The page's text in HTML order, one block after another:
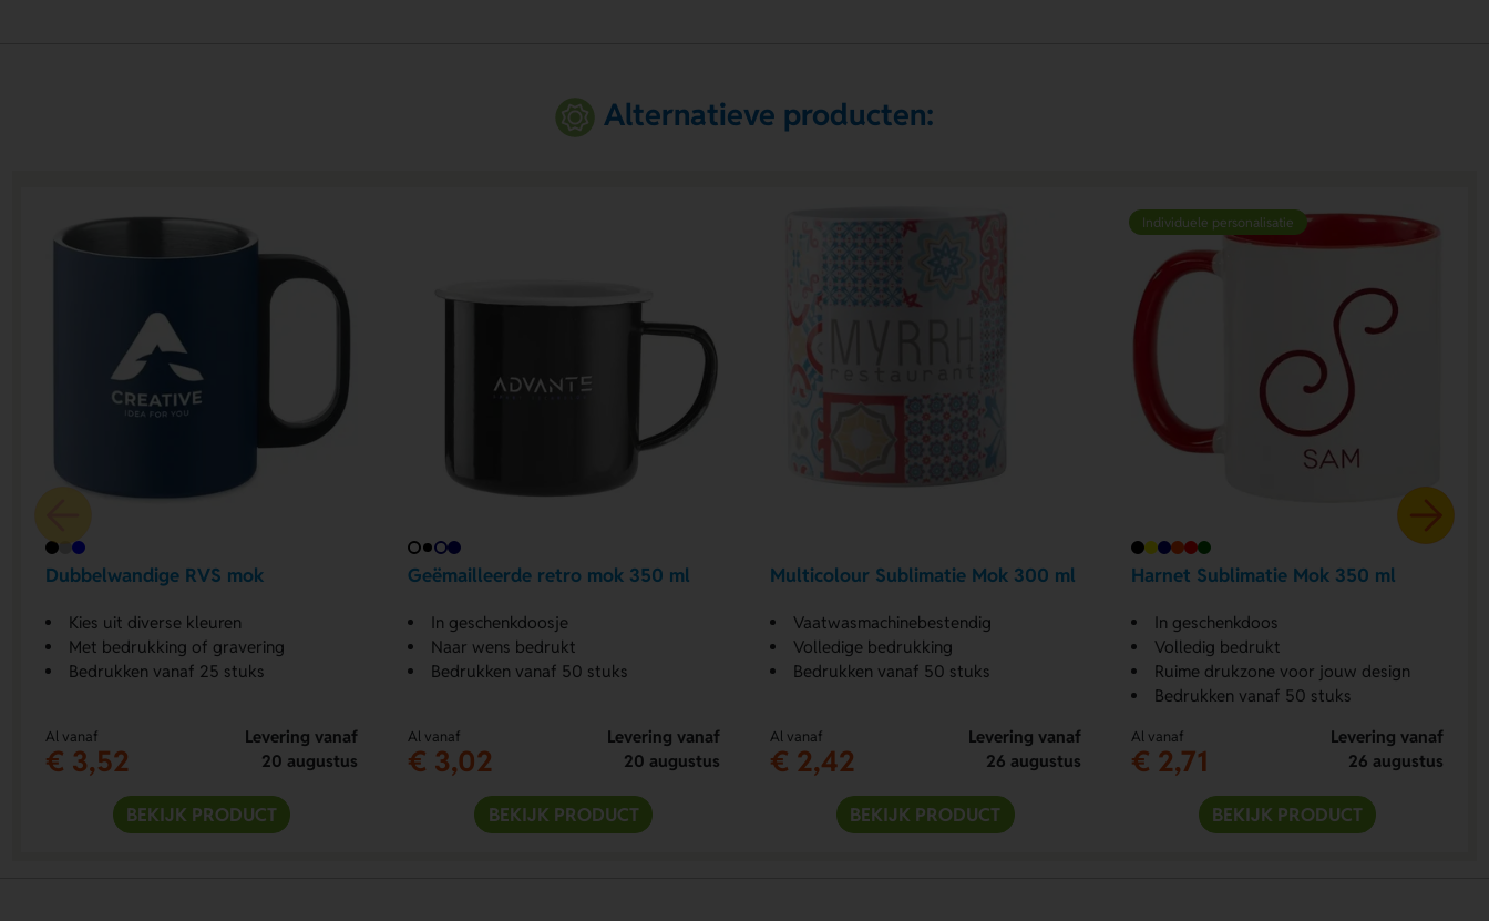
Alternatieve producten:
Dubbelwandige RVS mok
Kies uit diverse kleuren
Met bedrukking of gravering
Bedrukken vanaf 25 stuks
Al vanaf
€ 3,52
Levering vanaf
20 augustus
BEKIJK PRODUCT
Geëmailleerde retro mok 350 ml
In geschenkdoosje
Naar wens bedrukt
Bedrukken vanaf 50 stuks
Al vanaf
€ 3,02
Levering vanaf
20 augustus
BEKIJK PRODUCT
Multicolour Sublimatie Mok 300 ml
Vaatwasmachinebestendig
Volledige bedrukking
Bedrukken vanaf 50 stuks
Al vanaf
€ 2,42
Levering vanaf
26 augustus
BEKIJK PRODUCT
Individuele personalisatie
Harnet Sublimatie Mok 350 ml
In geschenkdoos
Volledig bedrukt
Ruime drukzone voor jouw design
Bedrukken vanaf 50 stuks
Al vanaf
€ 2,71
Levering vanaf
26 augustus
BEKIJK PRODUCT